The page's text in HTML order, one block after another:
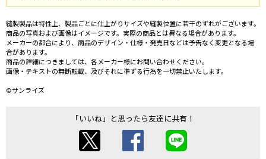
縫製製品は特性上、製品ごとに仕上がりサイズや縫製位置に若干のずれがございます。
商品の写真および画像はイメージです。実際の商品とは異なる場合があります。
メーカーの都合により、商品のデザイン・仕様・発売日などは予告なく変更となる場
合があります。
商品の詳細につきましては、各メーカー様にお問い合わせください。
画像・テキストの無断転載、及びそれに準ずる行為を一切禁止いたします。
©サンライズ
「いいね」と思ったら友達に共有！